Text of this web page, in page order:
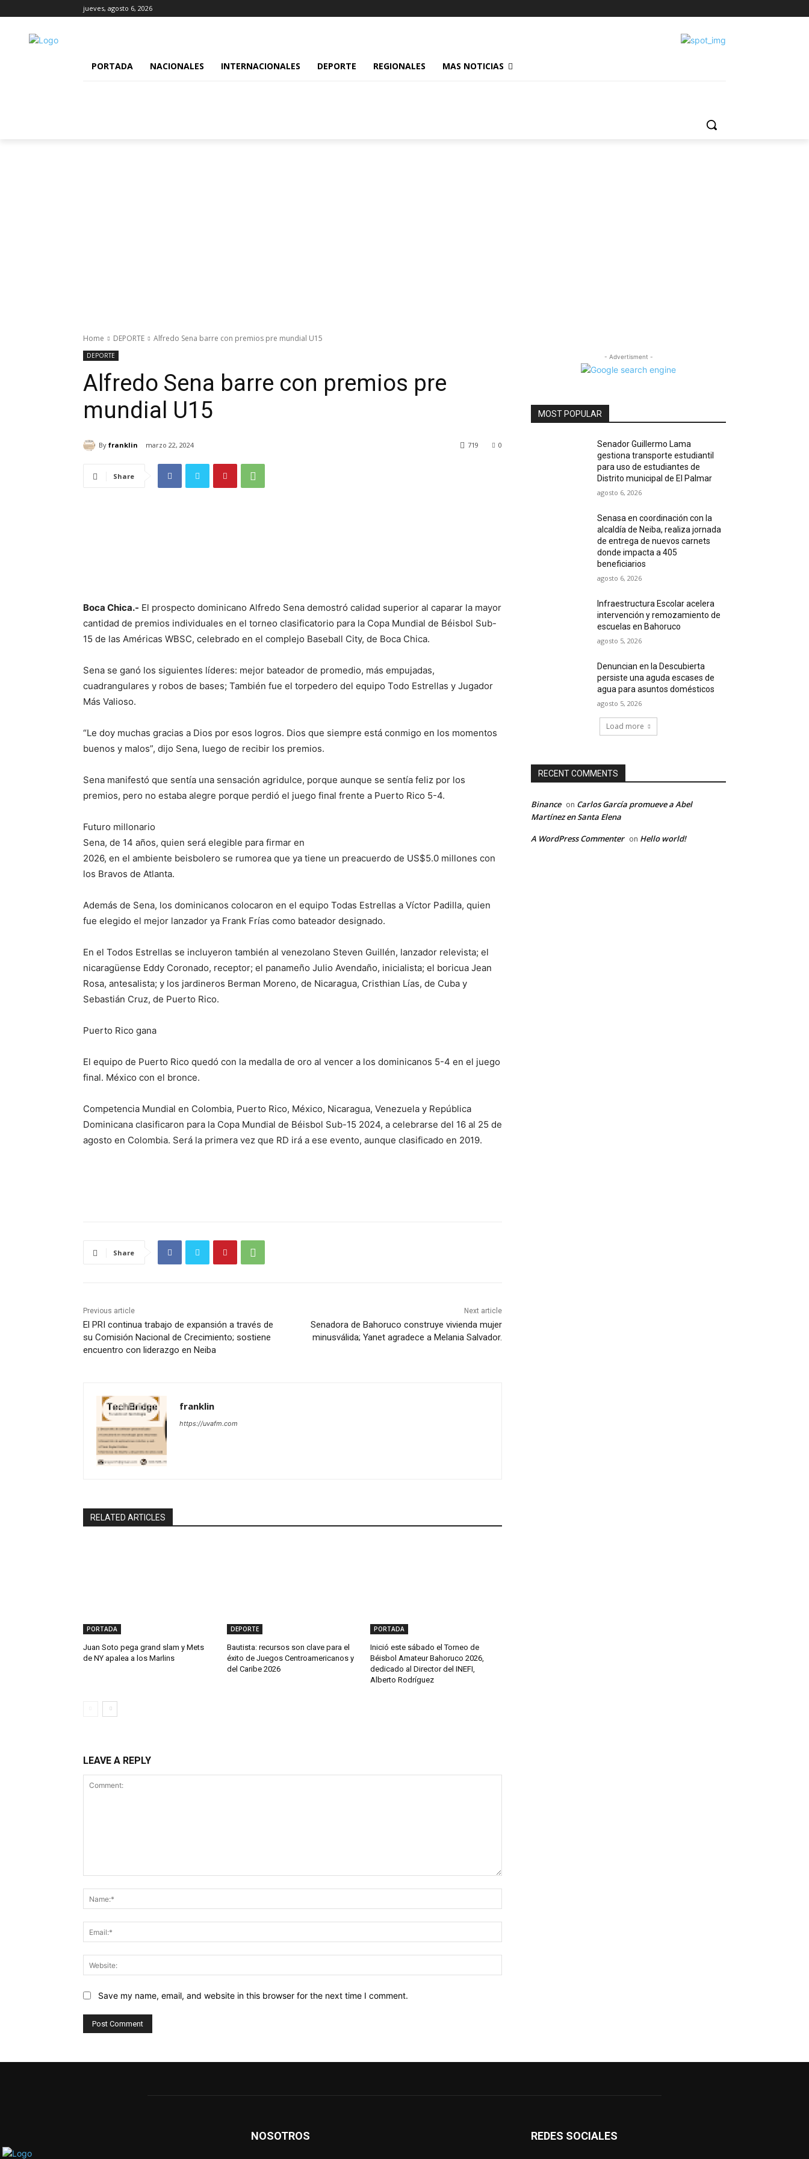
jueves, agosto 6, 2026
PORTADA NACIONALES INTERNACIONALES DEPORTE REGIONALES MAS NOTICIAS
Home DEPORTE Alfredo Sena barre con premios pre mundial U15
DEPORTE
Alfredo Sena barre con premios pre
mundial U15
By franklin marzo 22, 2024 0
719
Share
Boca Chica.- El prospecto dominicano Alfredo Sena demostró calidad superior al caparar la mayor
cantidad de premios individuales en el torneo clasificatorio para la Copa Mundial de Béisbol Sub-
15 de las Américas WBSC, celebrado en el complejo Baseball City, de Boca Chica.
Sena se ganó los siguientes líderes: mejor bateador de promedio, más empujadas,
cuadrangulares y robos de bases; También fue el torpedero del equipo Todo Estrellas y Jugador
Más Valioso.
“Le doy muchas gracias a Dios por esos logros. Dios que siempre está conmigo en los momentos
buenos y malos”, dijo Sena, luego de recibir los premios.
Sena manifestó que sentía una sensación agridulce, porque aunque se sentía feliz por los
premios, pero no estaba alegre porque perdió el juego final frente a Puerto Rico 5-4.
Futuro millonario
Sena, de 14 años, quien será elegible para firmar en
2026, en el ambiente beisbolero se rumorea que ya tiene un preacuerdo de US$5.0 millones con
los Bravos de Atlanta.
Además de Sena, los dominicanos colocaron en el equipo Todas Estrellas a Víctor Padilla, quien
fue elegido el mejor lanzador ya Frank Frías como bateador designado.
En el Todos Estrellas se incluyeron también al venezolano Steven Guillén, lanzador relevista; el
nicaragüense Eddy Coronado, receptor; el panameño Julio Avendaño, inicialista; el boricua Jean
Rosa, antesalista; y los jardineros Berman Moreno, de Nicaragua, Cristhian Lías, de Cuba y
Sebastián Cruz, de Puerto Rico.
Puerto Rico gana
El equipo de Puerto Rico quedó con la medalla de oro al vencer a los dominicanos 5-4 en el juego
final. México con el bronce.
Competencia Mundial en Colombia, Puerto Rico, México, Nicaragua, Venezuela y República
Dominicana clasificaron para la Copa Mundial de Béisbol Sub-15 2024, a celebrarse del 16 al 25 de
agosto en Colombia. Será la primera vez que RD irá a ese evento, aunque clasificado en 2019.
Share
Previous article
El PRI continua trabajo de expansión a través de
su Comisión Nacional de Crecimiento; sostiene
encuentro con liderazgo en Neiba
Next article
Senadora de Bahoruco construye vivienda mujer
minusválida; Yanet agradece a Melania Salvador.
franklin
https://uvafm.com
RELATED ARTICLES
PORTADA
Juan Soto pega grand slam y Mets
de NY apalea a los Marlins
DEPORTE
Bautista: recursos son clave para el
éxito de Juegos Centroamericanos y
del Caribe 2026
PORTADA
Inició este sábado el Torneo de
Béisbol Amateur Bahoruco 2026,
dedicado al Director del INEFI,
Alberto Rodríguez
LEAVE A REPLY
Save my name, email, and website in this browser for the next time I comment.
- Advertisment -
MOST POPULAR
Senador Guillermo Lama
gestiona transporte estudiantil
para uso de estudiantes de
Distrito municipal de El Palmar
agosto 6, 2026
Senasa en coordinación con la
alcaldía de Neiba, realiza jornada
de entrega de nuevos carnets
donde impacta a 405
beneficiarios
agosto 6, 2026
Infraestructura Escolar acelera
intervención y remozamiento de
escuelas en Bahoruco
agosto 5, 2026
Denuncian en la Descubierta
persiste una aguda escases de
agua para asuntos domésticos
agosto 5, 2026
Load more
RECENT COMMENTS
Binance on Carlos García promueve a Abel
Martínez en Santa Elena
A WordPress Commenter on Hello world!
NOSOTROS REDES SOCIALES